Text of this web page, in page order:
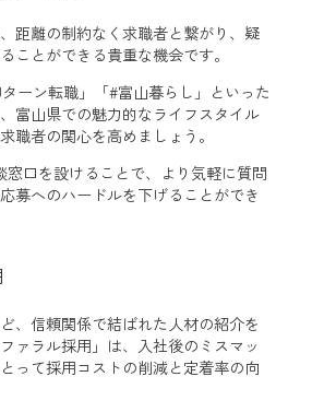
距離の制約なく求職者と繋がり、疑
ことができる貴重な機会です。
ーン転職」「#富山暮らし」といった
富山県での魅力的なライフスタイル
職者の関心を高めましょう。
窓口を設けることで、より気軽に質問
募へのハードルを下げることができ
、信頼関係で結ばれた人材の紹介を
ァラル採用」は、入社後のミスマッ
って採用コストの削減と定着率の向